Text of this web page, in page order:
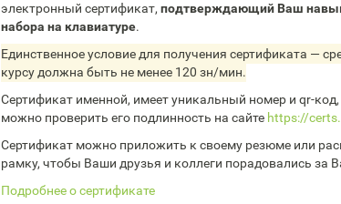
электронный сертификат,подтверждающий Ваш
набора на клавиатуре.
Единственное условие для получения сертификата —
курсу должна быть не менее 120 зн/мин.
Сертификат именной, имеет уникальный номер и qr-
можно проверить его подлинность на сайте https://
Сертификат можно приложить к своему резюме или
рамку, чтобы Ваши друзья и коллеги порадовались за
Подробнее о сертификате